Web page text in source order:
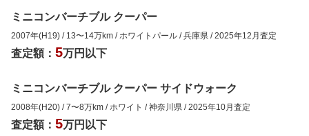
ミニコンバーチブル クーパー
2007年(H19) / 13〜14万km / ホワイトパール /兵庫県 /2025年12月査定
査定額： 5万円以下
ミニコンバーチブル クーパー サイドウォーク
2008年(H20) /7〜8万km / ホワイト /神奈川県 /2025年10月査定
査定額： 5万円以下